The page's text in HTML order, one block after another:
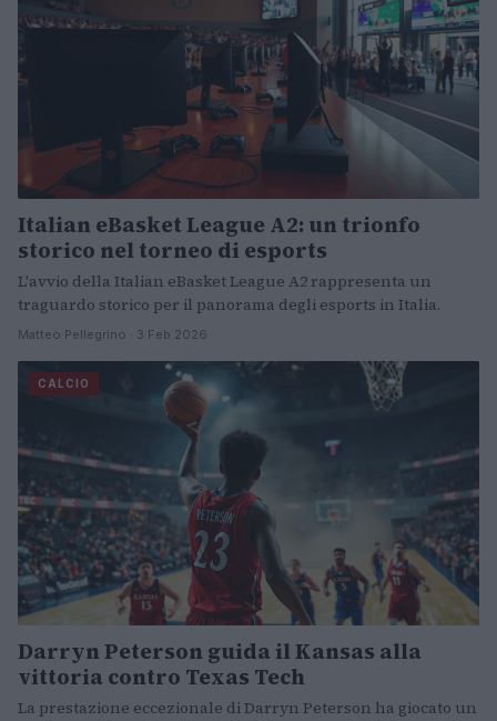
Italian eBasket League A2: un trionfo
storico nel torneo di esports
L'avvio della Italian eBasket League A2 rappresenta un
traguardo storico per il panorama degli esports in Italia.
Matteo Pellegrino · 3 Feb 2026
CALCIO
Darryn Peterson guida il Kansas alla
vittoria contro Texas Tech
La prestazione eccezionale di Darryn Peterson ha giocato un